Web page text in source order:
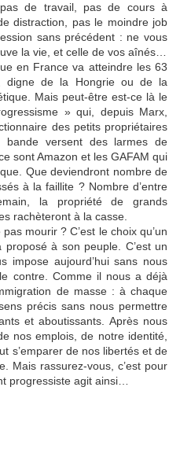
de travail, pas de cours à
distraction, pas le moindre job
sans précédent : ne vous
la vie, et celle de vos aînés…
en France va atteindre les 63
digne de la Hongrie ou de la
Mais peut-être est-ce là le
» qui, depuis Marx,
des petits propriétaires
versent des larmes de
sont Amazon et les GAFAM qui
Que deviendront nombre de
à la faillite ? Nombre d’entre
la propriété de grands
rachèteront à la casse.
mourir ? C’est le choix qu’un
à son peuple. C’est un
impose aujourd’hui sans nous
contre. Comme il nous a déjà
de masse : à chaque
précis sans nous permettre
et aboutissants. Après nous
nos emplois, de notre identité,
s’emparer de nos libertés et de
Mais rassurez-vous, c’est pour
progressiste agit ainsi…